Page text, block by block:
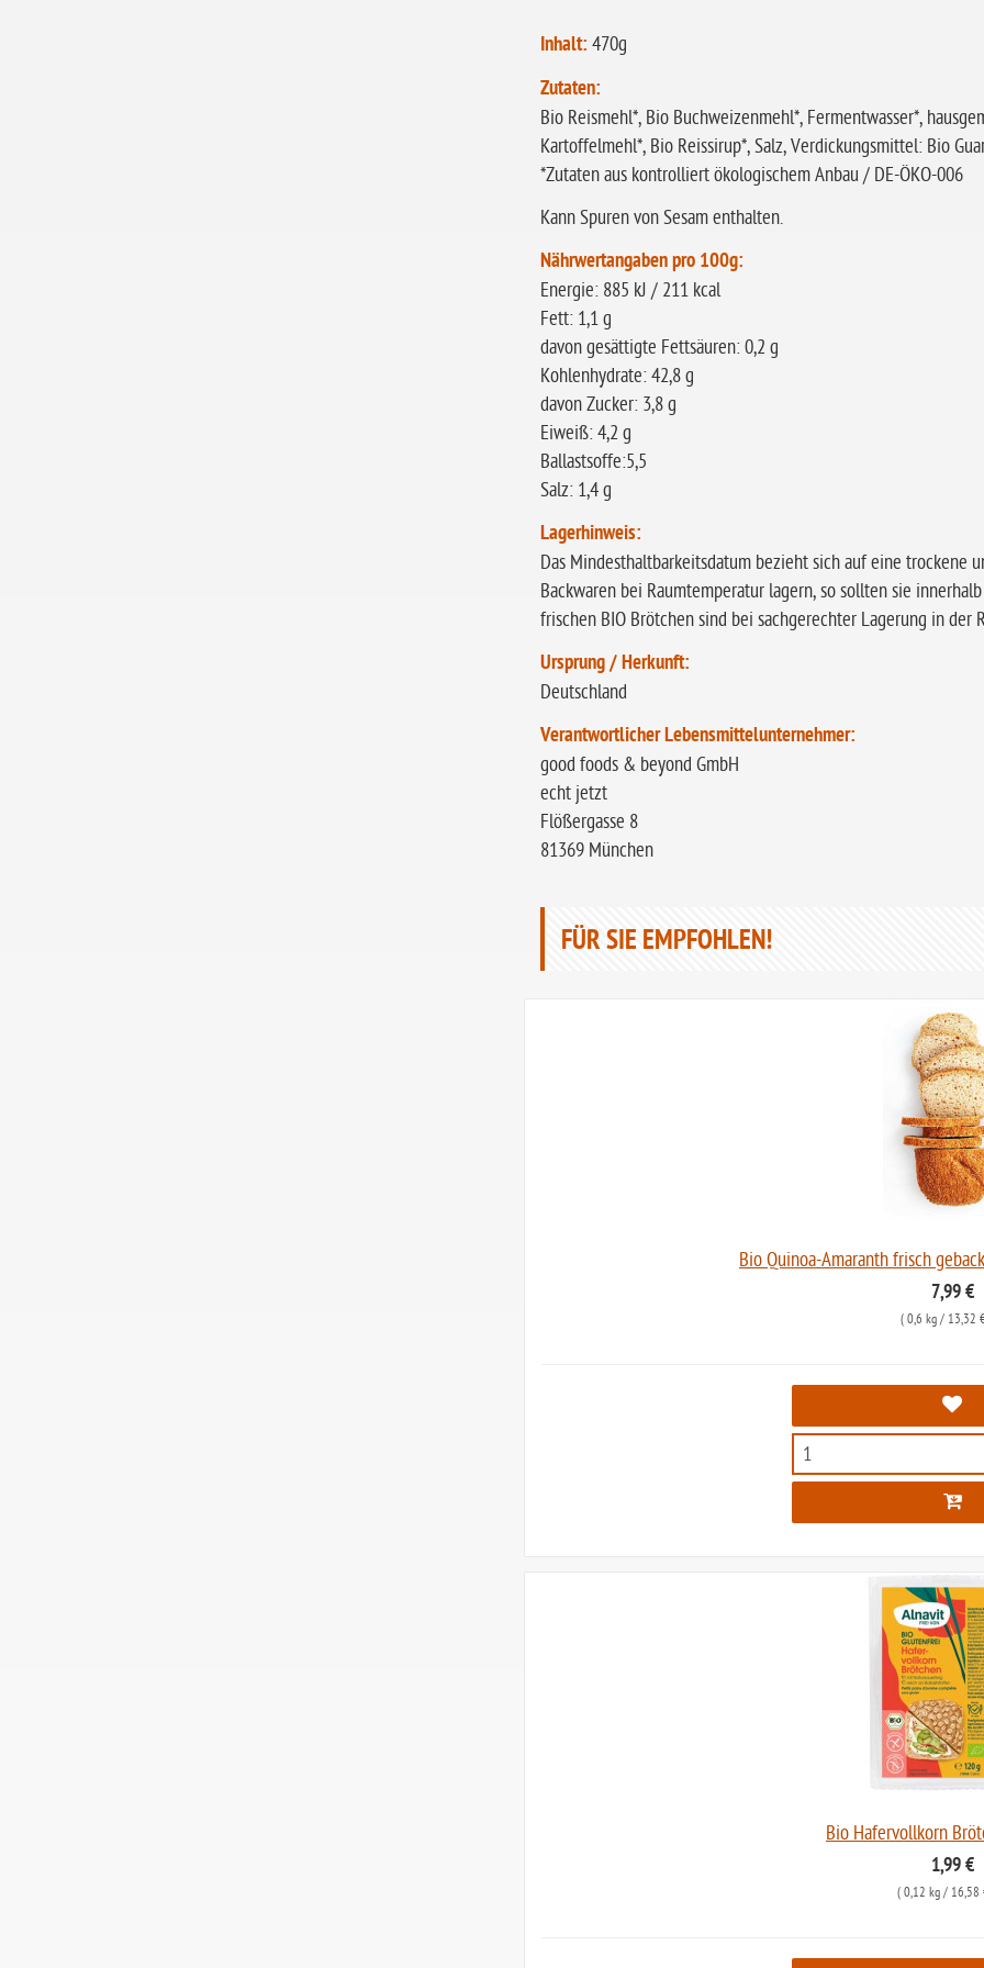
Inhalt: 470g
Zutaten:
Bio Reismehl*, Bio Buchweizenmehl*, Fermentwasser*,
Kartoffelmehl*, Bio Reissirup*, Salz, Verdickungsmittel: Bio
*Zutaten aus kontrolliert ökologischem Anbau / DE-ÖKO-006
Kann Spuren von Sesam enthalten.
Nährwertangaben pro 100g:
Energie: 885 kJ / 211 kcal
Fett: 1,1 g
davon gesättigte Fettsäuren: 0,2 g
Kohlenhydrate: 42,8 g
davon Zucker: 3,8 g
Eiweiß: 4,2 g
Ballastsoffe:5,5
Salz: 1,4 g
Lagerhinweis:
Das Mindesthaltbarkeitsdatum bezieht sich auf eine trockene
Backwaren bei Raumtemperatur lagern, so sollten sie
frischen BIO Brötchen sind bei sachgerechter Lagerung in der
Ursprung / Herkunft:
Deutschland
Verantwortlicher Lebensmittelunternehmer:
good foods & beyond GmbH
echt jetzt
Flößergasse 8
81369 München
FÜR SIE EMPFOHLEN!
Bio Quinoa-Amaranth frisch
7,99 €
( 0,6 kg/ 13,32
Bio Hafervollkorn
1,99 €
( 0,12 kg/ 16,58